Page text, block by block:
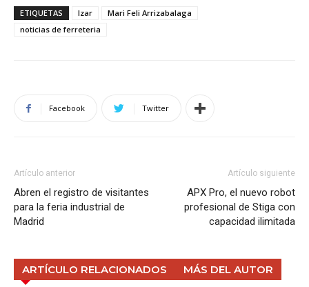
ETIQUETAS Izar
Mari Feli Arrizabalaga
noticias de ferreteria
Facebook Twitter
Artículo anterior
Abren el registro de visitantes
para la feria industrial de
Madrid
Artículo siguiente
APX Pro, el nuevo robot
profesional de Stiga con
capacidad ilimitada
ARTÍCULO RELACIONADOS MÁS DEL AUTOR